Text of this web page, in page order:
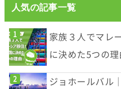
人気の記事一覧
家族３人でマレ
に決めた5つの
ジョホールバル